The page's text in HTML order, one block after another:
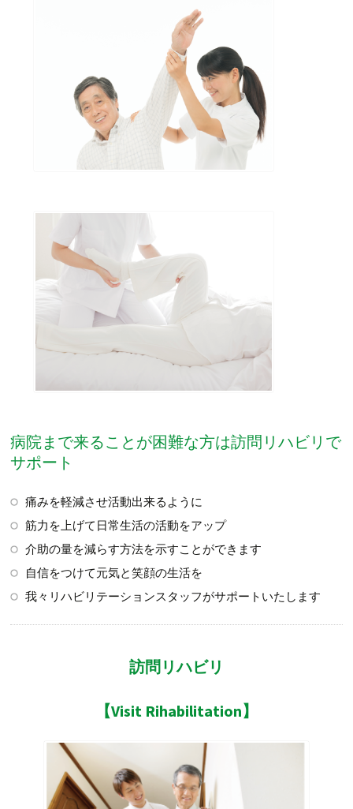
病院まで来ることが困難な方は訪問リハビリで
サポート
痛みを軽減させ活動出来るように
筋力を上げて日常生活の活動をアップ
介助の量を減らす方法を示すことができます
自信をつけて元気と笑顔の生活を
我々リハビリテーションスタッフがサポートいたします
訪問リハビリ
【Visit Rihabilitation】